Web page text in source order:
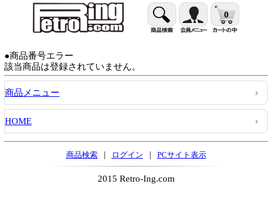
0
●商品番号エラー
該当商品は登録されていません。
商品メニュー
HOME
商品検索 | ログイン | PCサイト表示
2015 Retro-Ing.com